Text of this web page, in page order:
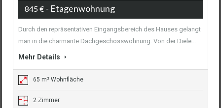
845 € - Etagenwohnung
Durch den repräsentativen Eingangsbereich des Hauses gelangt
man in die charmante Dachgeschosswohnung. Von der Diele...
Mehr Details
65 m² Wohnfläche
2 Zimmer